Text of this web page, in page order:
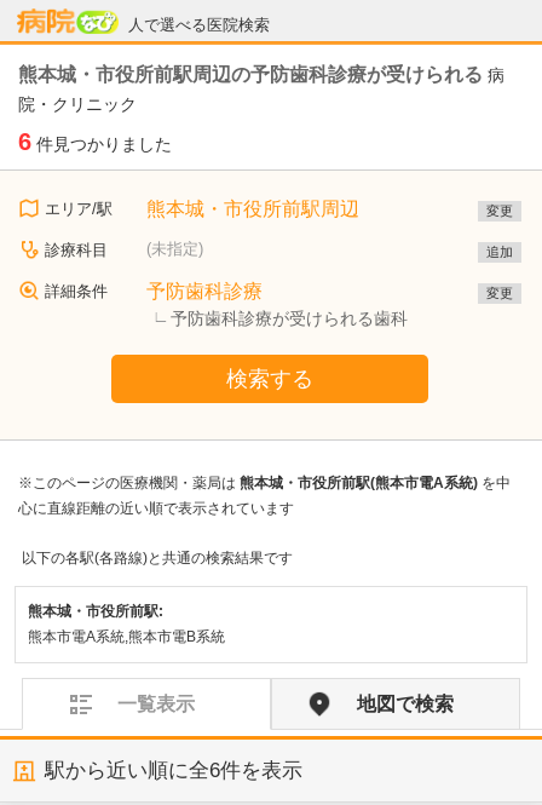
人で選べる医院検索
病院なび
熊本城・市役所前駅周辺の予防歯科診療が受けられる 病
院・クリニック
6 件見つかりました
エリア/駅 熊本城・市役所前駅周辺 変更
診療科目 (未指定) 追加
詳細条件 予防歯科診療
予防歯科診療が受けられる歯科
変更
検索する
※このページの医療機関・薬局は 熊本城・市役所前駅(熊本市電A系統) を中
心に直線距離の近い順で表示されています
以下の各駅(各路線)と共通の検索結果です
熊本城・市役所前駅:
熊本市電A系統,熊本市電B系統
一覧表示 地図で検索
駅から近い順に全6件を表示